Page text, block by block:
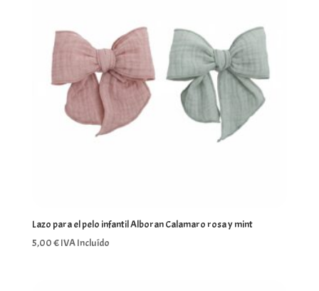
Lazo para el pelo infantil Alboran Calamaro rosa y mint
5,00€IVA Incluído